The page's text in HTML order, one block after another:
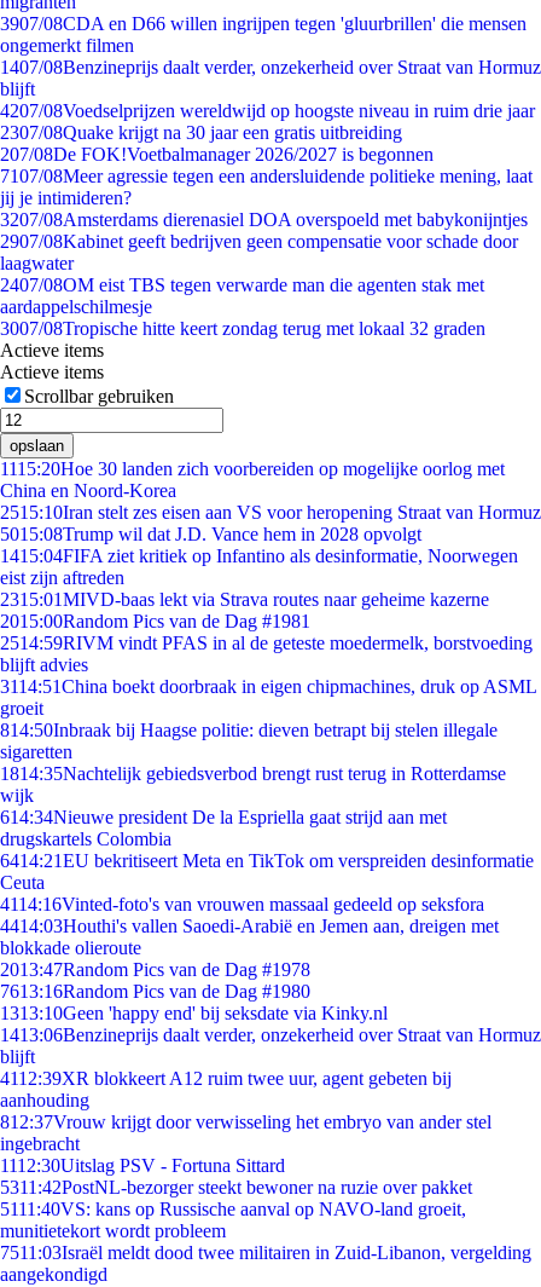
3907/08CDA en D66 willen ingrijpen tegen 'gluurbrillen' die mensen
ongemerkt filmen
1407/08Benzineprijs daalt verder, onzekerheid over Straat van Hormuz
blijft
4207/08Voedselprijzen wereldwijd op hoogste niveau in ruim drie jaar
2307/08Quake krijgt na 30 jaar een gratis uitbreiding
207/08De FOK!Voetbalmanager 2026/2027 is begonnen
7107/08Meer agressie tegen een andersluidende politieke mening, laat
jij je intimideren?
3207/08Amsterdams dierenasiel DOA overspoeld met babykonijntjes
2907/08Kabinet geeft bedrijven geen compensatie voor schade door
laagwater
2407/08OM eist TBS tegen verwarde man die agenten stak met
aardappelschilmesje
3007/08Tropische hitte keert zondag terug met lokaal 32 graden
Actieve items
Actieve items
Scrollbar gebruiken
opslaan
1115:20Hoe 30 landen zich voorbereiden op mogelijke oorlog met
China en Noord-Korea
2515:10Iran stelt zes eisen aan VS voor heropening Straat van Hormuz
5015:08Trump wil dat J.D. Vance hem in 2028 opvolgt
1415:04FIFA ziet kritiek op Infantino als desinformatie, Noorwegen
eist zijn aftreden
2315:01MIVD-baas lekt via Strava routes naar geheime kazerne
2015:00Random Pics van de Dag #1981
2514:59RIVM vindt PFAS in al de geteste moedermelk, borstvoeding
blijft advies
3114:51China boekt doorbraak in eigen chipmachines, druk op ASML
groeit
814:50Inbraak bij Haagse politie: dieven betrapt bij stelen illegale
sigaretten
1814:35Nachtelijk gebiedsverbod brengt rust terug in Rotterdamse
wijk
614:34Nieuwe president De la Espriella gaat strijd aan met
drugskartels Colombia
6414:21EU bekritiseert Meta en TikTok om verspreiden desinformatie
Ceuta
4114:16Vinted-foto's van vrouwen massaal gedeeld op seksfora
4414:03Houthi's vallen Saoedi-Arabië en Jemen aan, dreigen met
blokkade olieroute
2013:47Random Pics van de Dag #1978
7613:16Random Pics van de Dag #1980
1313:10Geen 'happy end' bij seksdate via Kinky.nl
1413:06Benzineprijs daalt verder, onzekerheid over Straat van Hormuz
blijft
4112:39XR blokkeert A12 ruim twee uur, agent gebeten bij
aanhouding
812:37Vrouw krijgt door verwisseling het embryo van ander stel
ingebracht
1112:30Uitslag PSV - Fortuna Sittard
5311:42PostNL-bezorger steekt bewoner na ruzie over pakket
5111:40VS: kans op Russische aanval op NAVO-land groeit,
munitietekort wordt probleem
7511:03Israël meldt dood twee militairen in Zuid-Libanon, vergelding
aangekondigd